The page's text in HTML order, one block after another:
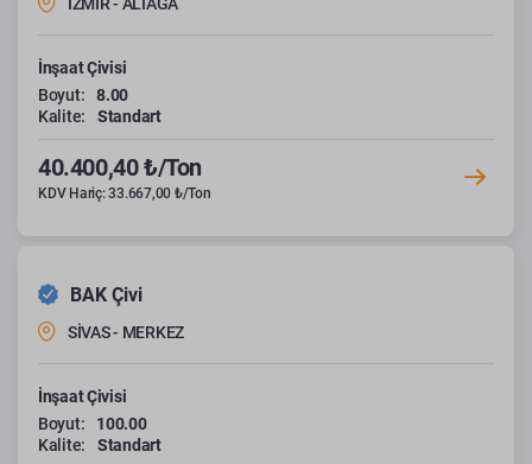
İnşaat Çivisi
Boyut:
8.00
Kalite:
Standart
40.400,40 ₺/Ton
KDV Hariç: 33.667,00 ₺/Ton
BAK Çivi
SİVAS - MERKEZ
İnşaat Çivisi
Boyut:
100.00
Kalite:
Standart